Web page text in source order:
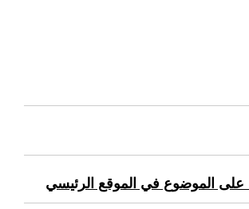
على الموضوع في الموقع الرئيسي